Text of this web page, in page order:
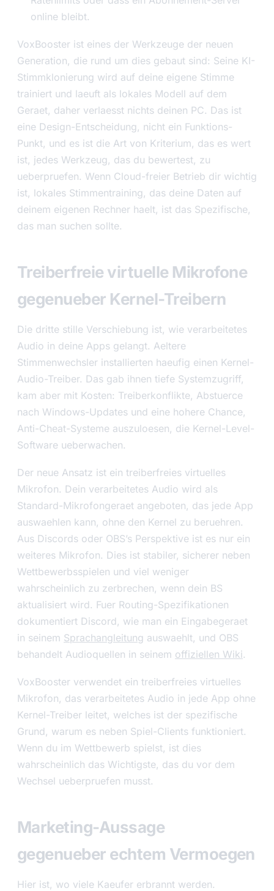
online bleibt.
VoxBooster ist eines der Werkzeuge der neuen
Generation, die rund um dies gebaut sind: Seine KI-
Stimmklonierung wird auf deine eigene Stimme
trainiert und laeuft als lokales Modell auf dem
Geraet, daher verlaesst nichts deinen PC. Das ist
eine Design-Entscheidung, nicht ein Funktions-
Punkt, und es ist die Art von Kriterium, das es wert
ist, jedes Werkzeug, das du bewertest, zu
ueberpruefen. Wenn Cloud-freier Betrieb dir wichtig
ist, lokales Stimmentraining, das deine Daten auf
deinem eigenen Rechner haelt, ist das Spezifische,
das man suchen sollte.
Treiberfreie virtuelle Mikrofone
gegenueber Kernel-Treibern
Die dritte stille Verschiebung ist, wie verarbeitetes
Audio in deine Apps gelangt. Aeltere
Stimmenwechsler installierten haeufig einen Kernel-
Audio-Treiber. Das gab ihnen tiefe Systemzugriff,
kam aber mit Kosten: Treiberkonflikte, Abstuerce
nach Windows-Updates und eine hohere Chance,
Anti-Cheat-Systeme auszuloesen, die Kernel-Level-
Software ueberwachen.
Der neue Ansatz ist ein treiberfreies virtuelles
Mikrofon. Dein verarbeitetes Audio wird als
Standard-Mikrofongeraet angeboten, das jede App
auswaehlen kann, ohne den Kernel zu beruehren.
Aus Discords oder OBS’s Perspektive ist es nur ein
weiteres Mikrofon. Dies ist stabiler, sicherer neben
Wettbewerbsspielen und viel weniger
wahrscheinlich zu zerbrechen, wenn dein BS
aktualisiert wird. Fuer Routing-Spezifikationen
dokumentiert Discord, wie man ein Eingabegeraet
in seinem Sprachangleitung auswaehlt, und OBS
behandelt Audioquellen in seinem offiziellen Wiki.
VoxBooster verwendet ein treiberfreies virtuelles
Mikrofon, das verarbeitetes Audio in jede App ohne
Kernel-Treiber leitet, welches ist der spezifische
Grund, warum es neben Spiel-Clients funktioniert.
Wenn du im Wettbewerb spielst, ist dies
wahrscheinlich das Wichtigste, das du vor dem
Wechsel ueberpruefen musst.
Marketing-Aussage
gegenueber echtem Vermoegen
Hier ist, wo viele Kaeufer erbrannt werden.